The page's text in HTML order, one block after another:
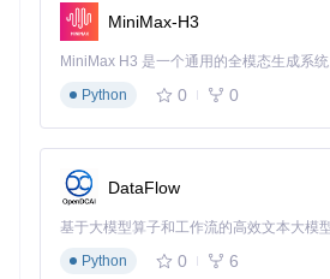
MiniMax-H3
Python
0 0
DataFlow
基于大模型算子和工作流的高效文本大模
Python
0 6